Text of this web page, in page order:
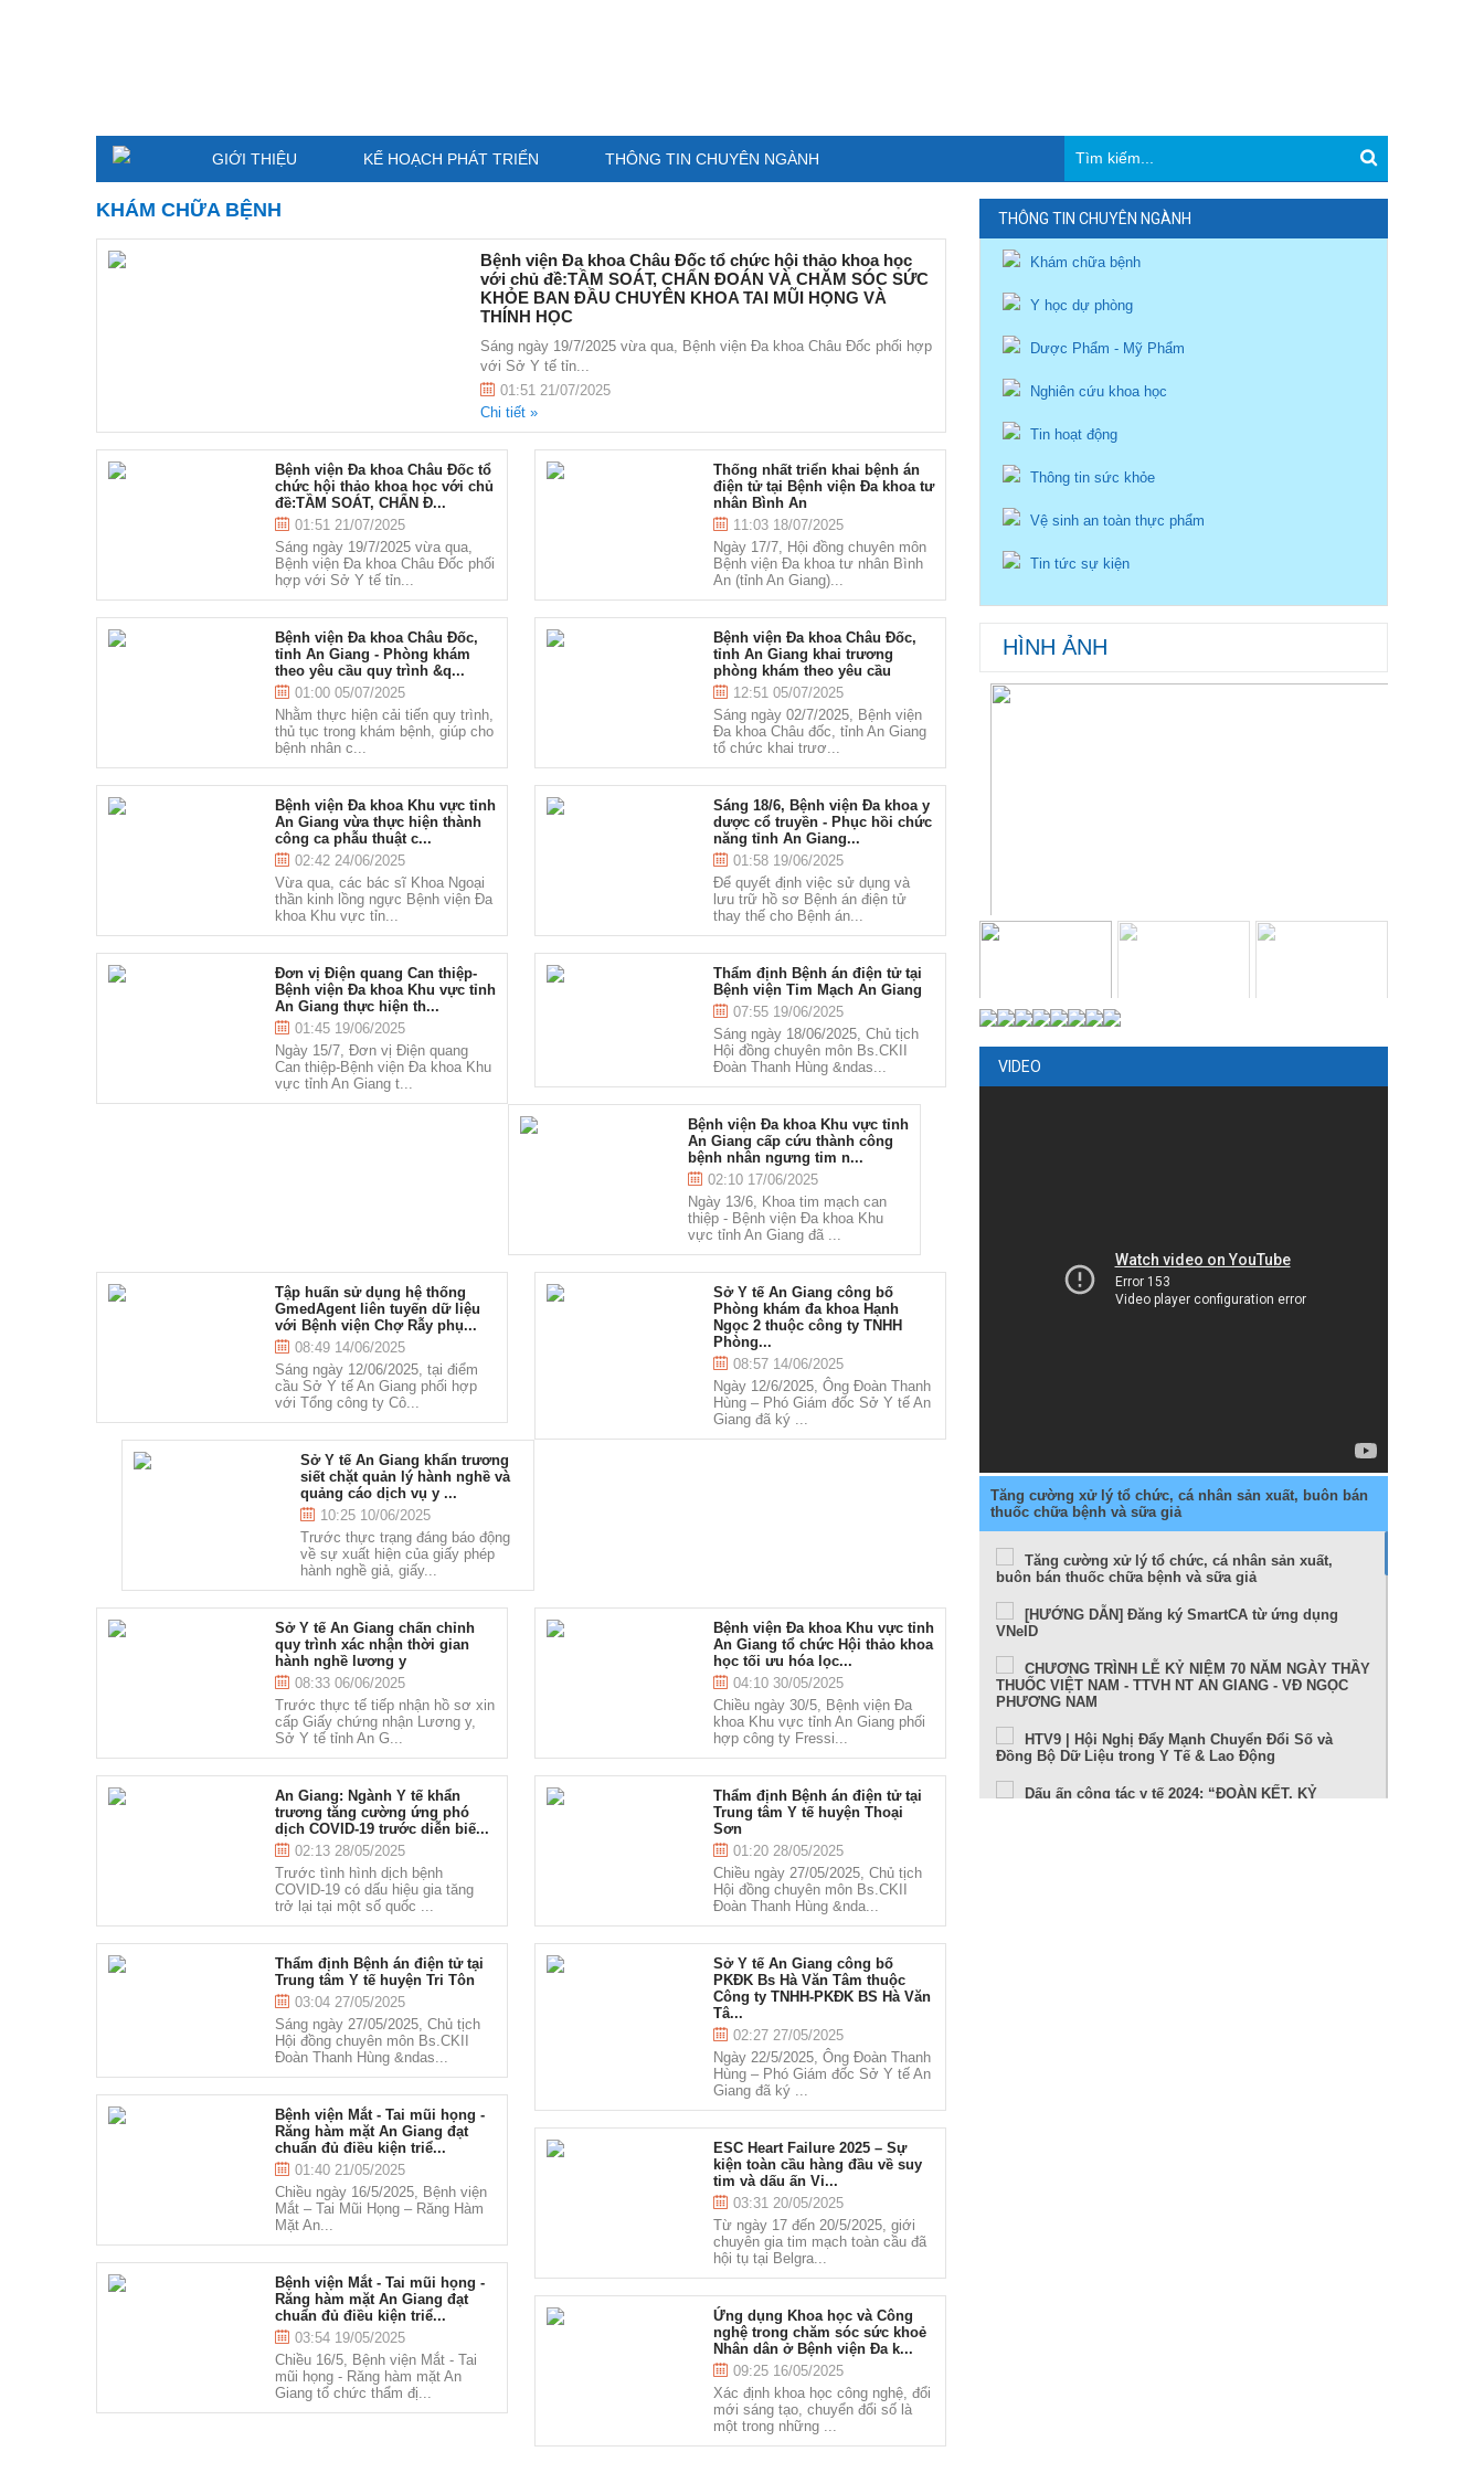
GIỚI THIỆU KẾ HOẠCH PHÁT TRIỂN THÔNG TIN CHUYÊN NGÀNH
KHÁM CHỮA BỆNH
Bệnh viện Đa khoa Châu Đốc tổ chức hội thảo khoa học
với chủ đề:TẦM SOÁT, CHẨN ĐOÁN VÀ CHĂM SÓC SỨC
KHỎE BAN ĐẦU CHUYÊN KHOA TAI MŨI HỌNG VÀ
THÍNH HỌC
Sáng ngày 19/7/2025 vừa qua, Bệnh viện Đa khoa Châu Đốc phối hợp
với Sở Y tế tỉn...
01:51 21/07/2025
Chi tiết »
Bệnh viện Đa khoa Châu Đốc tổ
chức hội thảo khoa học với chủ
đề:TẦM SOÁT, CHẨN Đ...
01:51 21/07/2025
Sáng ngày 19/7/2025 vừa qua,
Bệnh viện Đa khoa Châu Đốc phối
hợp với Sở Y tế tỉn...
Thống nhất triển khai bệnh án
điện tử tại Bệnh viện Đa khoa tư
nhân Bình An
11:03 18/07/2025
Ngày 17/7, Hội đồng chuyên môn
Bệnh viện Đa khoa tư nhân Bình
An (tỉnh An Giang)...
Bệnh viện Đa khoa Châu Đốc,
tỉnh An Giang - Phòng khám
theo yêu cầu quy trình &q...
01:00 05/07/2025
Nhằm thực hiện cải tiến quy trình,
thủ tục trong khám bệnh, giúp cho
bệnh nhân c...
Bệnh viện Đa khoa Châu Đốc,
tỉnh An Giang khai trương
phòng khám theo yêu cầu
12:51 05/07/2025
Sáng ngày 02/7/2025, Bệnh viện
Đa khoa Châu đốc, tỉnh An Giang
tổ chức khai trươ...
Bệnh viện Đa khoa Khu vực tỉnh
An Giang vừa thực hiện thành
công ca phẫu thuật c...
02:42 24/06/2025
Vừa qua, các bác sĩ Khoa Ngoại
thần kinh lồng ngực Bệnh viện Đa
khoa Khu vực tỉn...
Sáng 18/6, Bệnh viện Đa khoa y
dược cổ truyền - Phục hồi chức
năng tỉnh An Giang...
01:58 19/06/2025
Để quyết định việc sử dụng và
lưu trữ hồ sơ Bệnh án điện tử
thay thế cho Bệnh án...
Đơn vị Điện quang Can thiệp-
Bệnh viện Đa khoa Khu vực tỉnh
An Giang thực hiện th...
01:45 19/06/2025
Ngày 15/7, Đơn vị Điện quang
Can thiệp-Bệnh viện Đa khoa Khu
vực tỉnh An Giang t...
Thẩm định Bệnh án điện tử tại
Bệnh viện Tim Mạch An Giang
07:55 19/06/2025
Sáng ngày 18/06/2025, Chủ tịch
Hội đồng chuyên môn Bs.CKII
Đoàn Thanh Hùng &ndas...
Bệnh viện Đa khoa Khu vực tỉnh
An Giang cấp cứu thành công
bệnh nhân ngưng tim n...
02:10 17/06/2025
Ngày 13/6, Khoa tim mạch can
thiệp - Bệnh viện Đa khoa Khu
vực tỉnh An Giang đã ...
Sở Y tế An Giang công bố
Phòng khám đa khoa Hạnh
Ngọc 2 thuộc công ty TNHH
Phòng...
08:57 14/06/2025
Ngày 12/6/2025, Ông Đoàn Thanh
Hùng – Phó Giám đốc Sở Y tế An
Giang đã ký ...
Tập huấn sử dụng hệ thống
GmedAgent liên tuyến dữ liệu
với Bệnh viện Chợ Rẫy phụ...
08:49 14/06/2025
Sáng ngày 12/06/2025, tại điểm
cầu Sở Y tế An Giang phối hợp
với Tổng công ty Cô...
Sở Y tế An Giang khẩn trương
siết chặt quản lý hành nghề và
quảng cáo dịch vụ y ...
10:25 10/06/2025
Trước thực trạng đáng báo động
về sự xuất hiện của giấy phép
hành nghề giả, giấy...
Sở Y tế An Giang chấn chỉnh
quy trình xác nhận thời gian
hành nghề lương y
08:33 06/06/2025
Trước thực tế tiếp nhận hồ sơ xin
cấp Giấy chứng nhận Lương y,
Sở Y tế tỉnh An G...
Bệnh viện Đa khoa Khu vực tỉnh
An Giang tổ chức Hội thảo khoa
học tối ưu hóa lọc...
04:10 30/05/2025
Chiều ngày 30/5, Bệnh viện Đa
khoa Khu vực tỉnh An Giang phối
hợp công ty Fressi...
An Giang: Ngành Y tế khẩn
trương tăng cường ứng phó
dịch COVID-19 trước diễn biế...
02:13 28/05/2025
Trước tình hình dịch bệnh
COVID-19 có dấu hiệu gia tăng
trở lại tại một số quốc ...
Thẩm định Bệnh án điện tử tại
Trung tâm Y tế huyện Thoại
Sơn
01:20 28/05/2025
Chiều ngày 27/05/2025, Chủ tịch
Hội đồng chuyên môn Bs.CKII
Đoàn Thanh Hùng &nda...
Thẩm định Bệnh án điện tử tại
Trung tâm Y tế huyện Tri Tôn
03:04 27/05/2025
Sáng ngày 27/05/2025, Chủ tịch
Hội đồng chuyên môn Bs.CKII
Đoàn Thanh Hùng &ndas...
Sở Y tế An Giang công bố
PKĐK Bs Hà Văn Tâm thuộc
Công ty TNHH-PKĐK BS Hà Văn
Tâ...
02:27 27/05/2025
Ngày 22/5/2025, Ông Đoàn Thanh
Hùng – Phó Giám đốc Sở Y tế An
Giang đã ký ...
Bệnh viện Mắt - Tai mũi họng -
Răng hàm mặt An Giang đạt
chuẩn đủ điều kiện triể...
01:40 21/05/2025
Chiều ngày 16/5/2025, Bệnh viện
Mắt – Tai Mũi Họng – Răng Hàm
Mặt An...
ESC Heart Failure 2025 – Sự
kiện toàn cầu hàng đầu về suy
tim và dấu ấn Vi...
03:31 20/05/2025
Từ ngày 17 đến 20/5/2025, giới
chuyên gia tim mạch toàn cầu đã
hội tụ tại Belgra...
Bệnh viện Mắt - Tai mũi họng -
Răng hàm mặt An Giang đạt
chuẩn đủ điều kiện triể...
03:54 19/05/2025
Chiều 16/5, Bệnh viện Mắt - Tai
mũi họng - Răng hàm mặt An
Giang tổ chức thẩm đị...
Ứng dụng Khoa học và Công
nghệ trong chăm sóc sức khoẻ
Nhân dân ở Bệnh viện Đa k...
09:25 16/05/2025
Xác định khoa học công nghệ, đổi
mới sáng tạo, chuyển đổi số là
một trong những ...
THÔNG TIN CHUYÊN NGÀNH
Khám chữa bệnh
Y học dự phòng
Dược Phẩm - Mỹ Phẩm
Nghiên cứu khoa học
Tin hoạt động
Thông tin sức khỏe
Vệ sinh an toàn thực phẩm
Tin tức sự kiện
HÌNH ẢNH
VIDEO
Tăng cường xử lý tổ chức, cá nhân sản xuất, buôn bán
thuốc chữa bệnh và sữa giả
Tăng cường xử lý tổ chức, cá nhân sản xuất,
buôn bán thuốc chữa bệnh và sữa giả
[HƯỚNG DẪN] Đăng ký SmartCA từ ứng dụng
VNeID
CHƯƠNG TRÌNH LỄ KỶ NIỆM 70 NĂM NGÀY THẦY
THUỐC VIỆT NAM - TTVH NT AN GIANG - VĐ NGỌC
PHƯƠNG NAM
HTV9 | Hội Nghị Đẩy Mạnh Chuyển Đổi Số và
Đồng Bộ Dữ Liệu trong Y Tế & Lao Động
Dấu ấn công tác y tế 2024: “ĐOÀN KẾT, KỶ